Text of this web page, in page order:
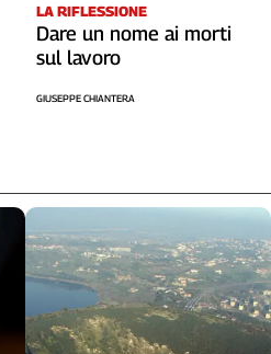
LA RIFLESSIONE
Dare un nome ai morti
sul lavoro
GIUSEPPE CHIANTERA